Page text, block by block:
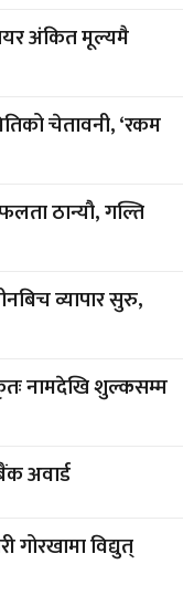
अंकित मूल्यमै
चेतावनी, ‘रकम
ठान्यौ, गल्ति
व्यापार सुरु,
नामदेखि शुल्कसम्म
अवार्ड
गोरखामा विद्युत्